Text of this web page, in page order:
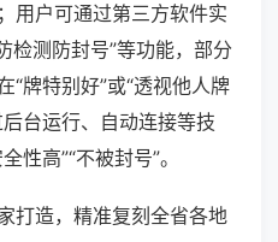
用户可通过第三方软件实
检测防封号”等功能，部分
“牌特别好”或“透视他人牌
台运行、自动连接等技
性高”“不被封号”。
打造，精准复刻全省各地